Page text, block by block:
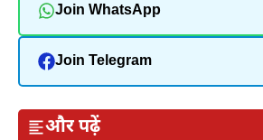
Join WhatsApp
Join Telegram
और पढ़ें